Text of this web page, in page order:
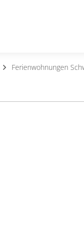
Ferienwohnungen